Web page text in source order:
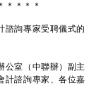
＊ ＊ ＊ ＊
詢專家受聘儀式的
公室（中聯辦）副主
計諮詢專家、各位嘉